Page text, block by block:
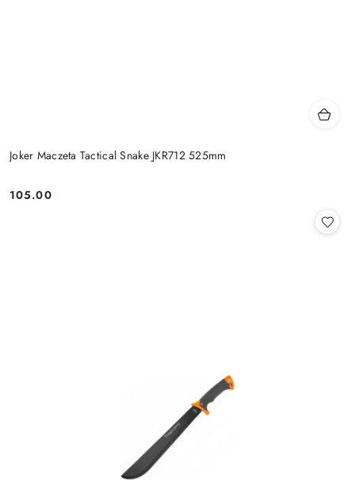
Joker Maczeta Tactical Snake JKR712 525mm
Cena:
105.00